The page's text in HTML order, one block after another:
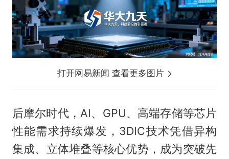
打开网易新闻 查看更多图片
后摩尔时代，AI、GPU、高端存储等芯片
性能需求持续爆发，3DIC技术凭借异构
集成、立体堆叠等核心优势，成为突破先